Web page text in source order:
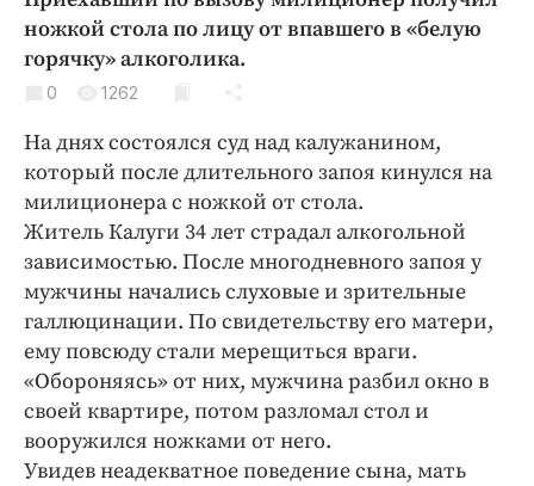
Криминал
Культура
Недвижимость и ЖКХ
Общество
Погода
Праздники
Происшествия
Спорт
Экономика и бизнес
ПРОЕКТЫ
Блоги
Издания
ножкой стола по лицу от впавшего в «белую
горячку» алкоголика.
0 1262
На днях состоялся суд над калужанином,
который после длительного запоя кинулся на
милиционера с ножкой от стола.
Житель Калуги 34 лет страдал алкогольной
зависимостью. После многодневного запоя у
мужчины начались слуховые и зрительные
галлюцинации. По свидетельству его матери,
ему повсюду стали мерещиться враги.
«Обороняясь» от них, мужчина разбил окно в
своей квартире, потом разломал стол и
вооружился ножками от него.
Увидев неадекватное поведение сына, мать